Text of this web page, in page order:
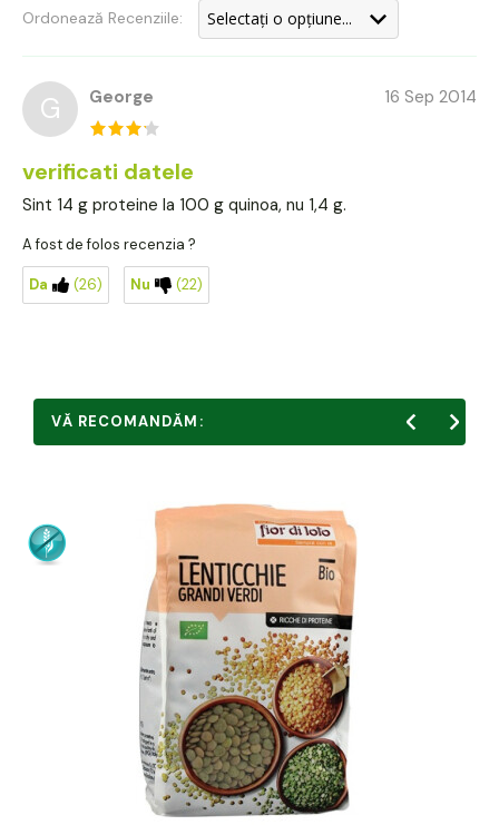
Ordonează Recenziile:
G George 16 Sep 2014
verificati datele
Sint 14 g proteine la 100 g quinoa, nu 1,4 g.
A fost de folos recenzia ?
Da (26) Nu (22)
VĂ RECOMANDĂM: